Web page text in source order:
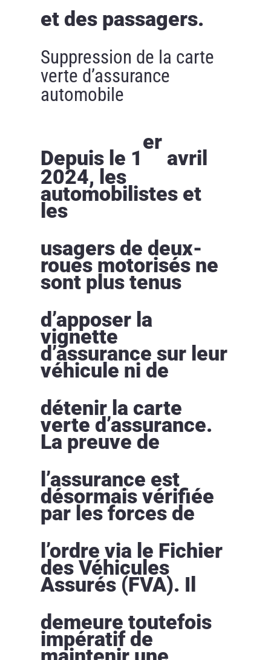
et des passagers.
Suppression de la carte
verte d’assurance
automobile
Depuis le 1
er
avril
2024, les
automobilistes et
les
usagers de deux-
roues motorisés ne
sont plus tenus
d’apposer la
vignette
d’assurance sur leur
véhicule ni de
détenir la carte
verte d’assurance.
La preuve de
l’assurance est
désormais vérifiée
par les forces de
l’ordre via le Fichier
des Véhicules
Assurés (FVA). Il
demeure toutefois
impératif de